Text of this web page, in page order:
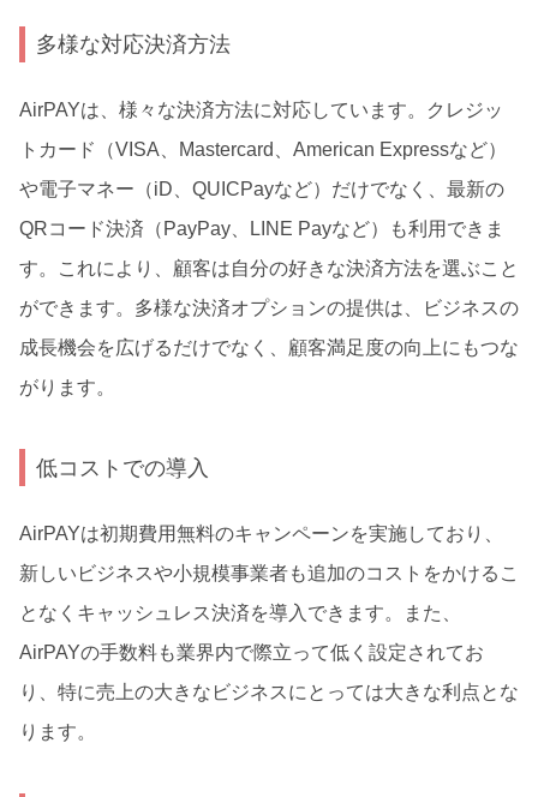
多様な対応決済方法
AirPAYは、様々な決済方法に対応しています。クレジッ
トカード（VISA、Mastercard、American Expressなど）
や電子マネー（iD、QUICPayなど）だけでなく、最新の
QRコード決済（PayPay、LINE Payなど）も利用できま
す。これにより、顧客は自分の好きな決済方法を選ぶこと
ができます。多様な決済オプションの提供は、ビジネスの
成長機会を広げるだけでなく、顧客満足度の向上にもつな
がります。
低コストでの導入
AirPAYは初期費用無料のキャンペーンを実施しており、
新しいビジネスや小規模事業者も追加のコストをかけるこ
となくキャッシュレス決済を導入できます。また、
AirPAYの手数料も業界内で際立って低く設定されてお
り、特に売上の大きなビジネスにとっては大きな利点とな
ります。